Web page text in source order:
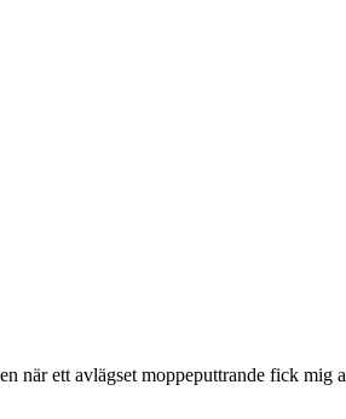
när ett avlägset moppeputtrande fick mig